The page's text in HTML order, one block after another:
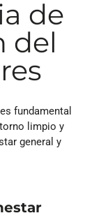
de
del
fundamental
limpio y
general y